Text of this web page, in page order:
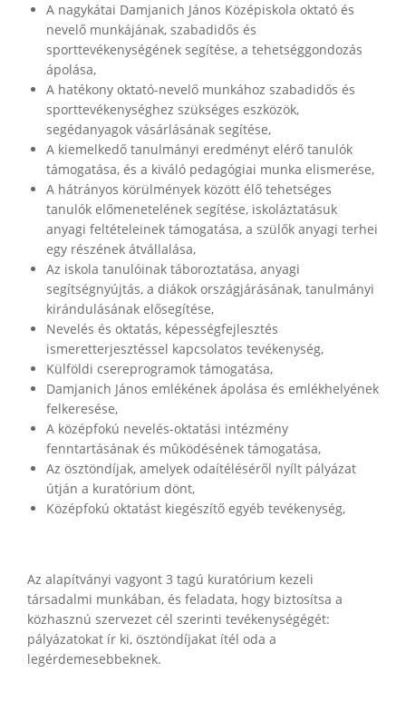
A nagykátai Damjanich János Középiskola oktató és
nevelő munkájának, szabadidős és
sporttevékenységének segítése, a tehetséggondozás
ápolása,
A hatékony oktató-nevelő munkához szabadidős és
sporttevékenységhez szükséges eszközök,
segédanyagok vásárlásának segítése,
A kiemelkedő tanulmányi eredményt elérő tanulók
támogatása, és a kiváló pedagógiai munka elismerése,
A hátrányos körülmények között élő tehetséges
tanulók előmenetelének segítése, iskoláztatásuk
anyagi feltételeinek támogatása, a szülők anyagi terhei
egy részének átvállalása,
Az iskola tanulóinak táboroztatása, anyagi
segítségnyújtás, a diákok országjárásának, tanulmányi
kirándulásának elősegítése,
Nevelés és oktatás, képességfejlesztés
ismeretterjesztéssel kapcsolatos tevékenység,
Külföldi csereprogramok támogatása,
Damjanich János emlékének ápolása és emlékhelyének
felkeresése,
A középfokú nevelés-oktatási intézmény
fenntartásának és mûködésének támogatása,
Az ösztöndíjak, amelyek odaítéléséről nyílt pályázat
útján a kuratórium dönt,
Középfokú oktatást kiegészítő egyéb tevékenység,
Az alapítványi vagyont 3 tagú kuratórium kezeli
társadalmi munkában, és feladata, hogy biztosítsa a
közhasznú szervezet cél szerinti tevékenységégét:
pályázatokat ír ki, ösztöndíjakat ítél oda a
legérdemesebbeknek.